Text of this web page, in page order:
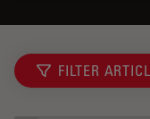
FILTER